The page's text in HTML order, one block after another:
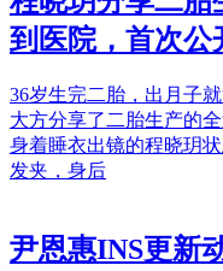
到医院，首次公
36岁生完二胎，出月子
大方分享了二胎生产的
身着睡衣出镜的程晓玥
发夹，身后
尹恩惠INS更新